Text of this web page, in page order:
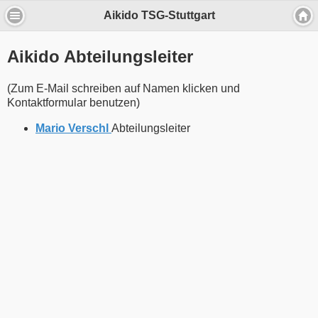
Wir verwenden Cookies, um Inhalte zu
personalisieren und die Zugriffe auf unsere
Website zu analysieren.
Einsatz von Cookies einverstanden
Einverstanden
Aikido TSG-Stuttgart
Aikido Abteilungsleiter
(Zum E-Mail schreiben auf Namen klicken und
Kontaktformular benutzen)
Mario Verschl Abteilungsleiter